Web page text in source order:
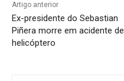
Artigo anterior
Ex-presidente do Sebastian
Piñera morre em acidente de
helicóptero